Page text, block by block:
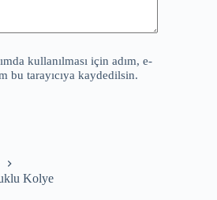
kullanılması için adım, e-
bu tarayıcıya kaydedilsin.
Kolye